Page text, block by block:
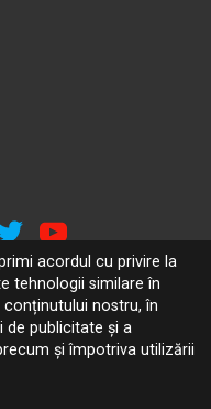
acordul cu privire la
tehnologii similare în
nostru, în
de publicitate și a
și împotriva utilizării